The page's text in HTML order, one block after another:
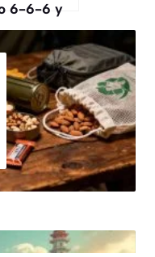
6-6-6 y
es
para
el
físico y